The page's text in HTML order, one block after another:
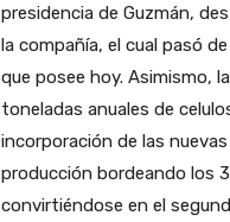
presidencia de Guzmán,
la compañía, el cual pasó
que posee hoy. Asimismo,
toneladas anuales de
incorporación de las
producción bordeando los
convirtiéndose en el